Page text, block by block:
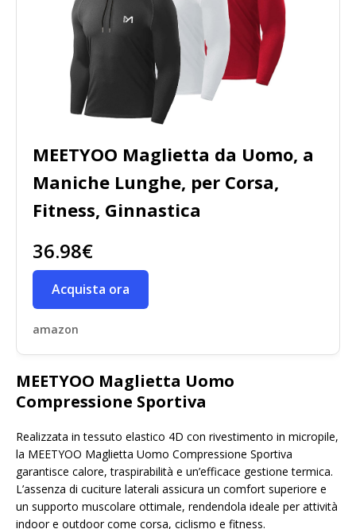
MEETYOO Maglietta da Uomo, a
Maniche Lunghe, per Corsa,
Fitness, Ginnastica
36.98€
Acquista ora
amazon
MEETYOO Maglietta Uomo
Compressione Sportiva
Realizzata in tessuto elastico 4D con rivestimento in micropile,
la MEETYOO Maglietta Uomo Compressione Sportiva
garantisce calore, traspirabilità e un’efficace gestione termica.
L’assenza di cuciture laterali assicura un comfort superiore e
un supporto muscolare ottimale, rendendola ideale per attività
indoor e outdoor come corsa, ciclismo e fitness.